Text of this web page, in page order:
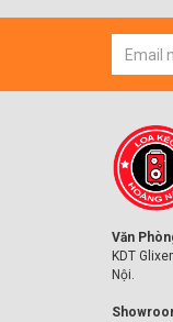
Văn
KDT
Nội.